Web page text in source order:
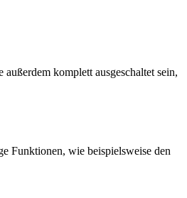
komplett ausgeschaltet sein,
Funktionen, wie beispielsweise den